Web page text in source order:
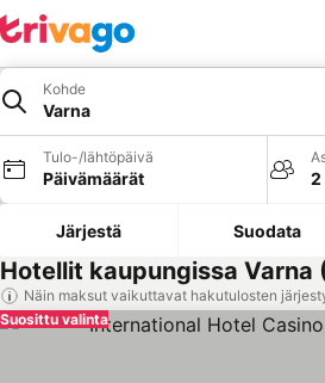
Kohde
Varna
Tulo-/lähtöpäivä
Päivämäärät 2
Järjestä Suodata
Hotellit kaupungissa Varna
Näin maksut vaikuttavat hakutulosten
Suosittu valinta